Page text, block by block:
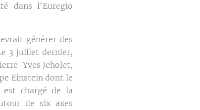
dans l'Euregio
générer des
3 juillet dernier,
Yves Jeholet,
Einstein dont le
est chargé de la
de six axes